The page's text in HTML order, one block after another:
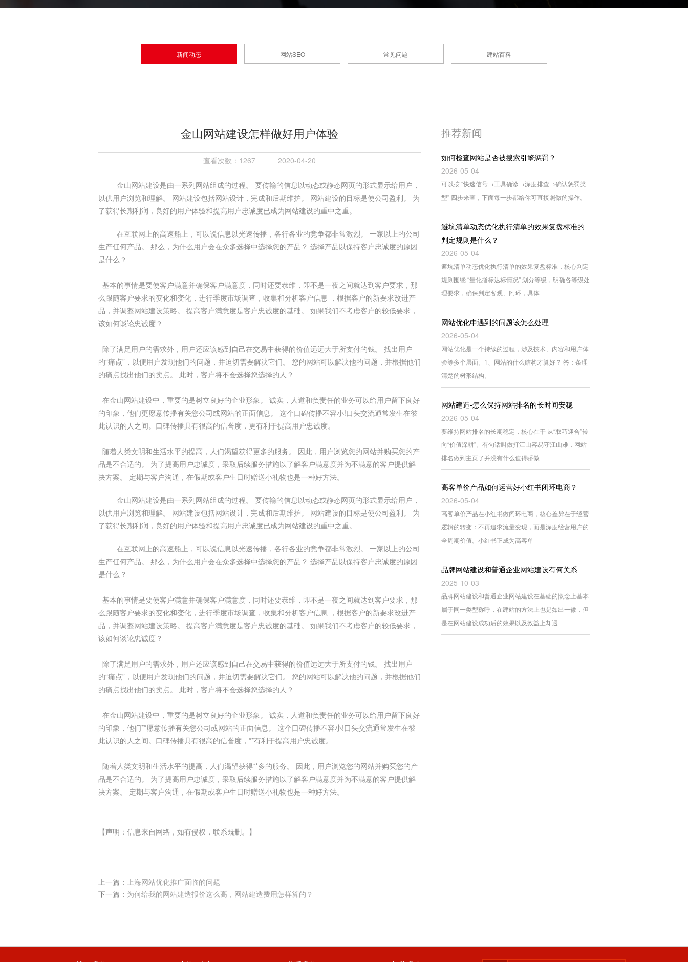
新闻动态 网站SEO 常见问题 建站百科
金山网站建设怎样做好用户体验
查看次数：1267 2020-04-20
金山网站建设是由一系列网站组成的过程。 要传输的信息以动态或静态网页的形式显示给用户，
以供用户浏览和理解。 网站建设包括网站设计，完成和后期维护。 网站建设的目标是使公司盈利。 为
了获得长期利润，良好的用户体验和提高用户忠诚度已成为网站建设的重中之重。
在互联网上的高速船上，可以说信息以光速传播，各行各业的竞争都非常激烈。 一家以上的公司
生产任何产品。 那么，为什么用户会在众多选择中选择您的产品？ 选择产品以保持客户忠诚度的原因
是什么？
基本的事情是要使客户满意并确保客户满意度，同时还要恭维，即不是一夜之间就达到客户要求，那
么跟随客户要求的变化和变化，进行季度市场调查，收集和分析客户信息 ，根据客户的新要求改进产
品，并调整网站建设策略。 提高客户满意度是客户忠诚度的基础。 如果我们不考虑客户的较低要求，
该如何谈论忠诚度？
除了满足用户的需求外，用户还应该感到自己在交易中获得的价值远远大于所支付的钱。 找出用户
的“痛点”，以便用户发现他们的问题，并迫切需要解决它们。 您的网站可以解决他的问题，并根据他们
的痛点找出他们的卖点。 此时，客户将不会选择您选择的人？
在金山网站建设中，重要的是树立良好的企业形象。 诚实，人道和负责任的业务可以给用户留下良好
的印象，他们更愿意传播有关您公司或网站的正面信息。 这个口碑传播不容小!口头交流通常发生在彼
此认识的人之间。口碑传播具有很高的信誉度，更有利于提高用户忠诚度。
随着人类文明和生活水平的提高，人们渴望获得更多的服务。 因此，用户浏览您的网站并购买您的产
品是不合适的。 为了提高用户忠诚度，采取后续服务措施以了解客户满意度并为不满意的客户提供解
决方案。 定期与客户沟通，在假期或客户生日时赠送小礼物也是一种好方法。
金山网站建设是由一系列网站组成的过程。 要传输的信息以动态或静态网页的形式显示给用户，
以供用户浏览和理解。 网站建设包括网站设计，完成和后期维护。 网站建设的目标是使公司盈利。 为
了获得长期利润，良好的用户体验和提高用户忠诚度已成为网站建设的重中之重。
在互联网上的高速船上，可以说信息以光速传播，各行各业的竞争都非常激烈。 一家以上的公司
生产任何产品。 那么，为什么用户会在众多选择中选择您的产品？ 选择产品以保持客户忠诚度的原因
是什么？
基本的事情是要使客户满意并确保客户满意度，同时还要恭维，即不是一夜之间就达到客户要求，那
么跟随客户要求的变化和变化，进行季度市场调查，收集和分析客户信息 ，根据客户的新要求改进产
品，并调整网站建设策略。 提高客户满意度是客户忠诚度的基础。 如果我们不考虑客户的较低要求，
该如何谈论忠诚度？
除了满足用户的需求外，用户还应该感到自己在交易中获得的价值远远大于所支付的钱。 找出用户
的“痛点”，以便用户发现他们的问题，并迫切需要解决它们。 您的网站可以解决他的问题，并根据他们
的痛点找出他们的卖点。 此时，客户将不会选择您选择的人？
在金山网站建设中，重要的是树立良好的企业形象。 诚实，人道和负责任的业务可以给用户留下良好
的印象，他们**愿意传播有关您公司或网站的正面信息。 这个口碑传播不容小!口头交流通常发生在彼
此认识的人之间。口碑传播具有很高的信誉度，**有利于提高用户忠诚度。
随着人类文明和生活水平的提高，人们渴望获得**多的服务。 因此，用户浏览您的网站并购买您的产
品是不合适的。 为了提高用户忠诚度，采取后续服务措施以了解客户满意度并为不满意的客户提供解
决方案。 定期与客户沟通，在假期或客户生日时赠送小礼物也是一种好方法。
【声明：信息来自网络，如有侵权，联系既删。】
上一篇： 上海网站优化推广面临的问题
下一篇： 为何给我的网站建造报价这么高，网站建造费用怎样算的？
推荐新闻
如何检查网站是否被搜索引擎惩罚？
2026-05-04
可以按 “快速信号→工具确诊→深度排查→确认惩罚类
型” 四步来查，下面每一步都给你可直接照做的操作。
避坑清单动态优化执行清单的效果复盘标准的
判定规则是什么？
2026-05-04
避坑清单动态优化执行清单的效果复盘标准，核心判定
规则围绕 “量化指标达标情况” 划分等级，明确各等级处
理要求，确保判定客观、闭环，具体
网站优化中遇到的问题该怎么处理
2026-05-04
网站优化是一个持续的过程，涉及技术、内容和用户体
验等多个层面。1、网站的什么结构才算好？ 答：条理
清楚的树形结构。
网站建造-怎么保持网站排名的长时间安稳
2026-05-04
要维持网站排名的长期稳定，核心在于 从“取巧迎合”转
向“价值深耕”。有句话叫做打江山容易守江山难，网站
排名做到主页了并没有什么值得骄傲
高客单价产品如何运营好小红书闭环电商？
2026-05-04
高客单价产品在小红书做闭环电商，核心差异在于经营
逻辑的转变：不再追求流量变现，而是深度经营用户的
全周期价值。小红书正成为高客单
品牌网站建设和普通企业网站建设有何关系
2025-10-03
品牌网站建设和普通企业网站建设在基础的慨念上基本
属于同一类型称呼，在建站的方法上也是如出一辙，但
是在网站建设成功后的效果以及效益上却迥